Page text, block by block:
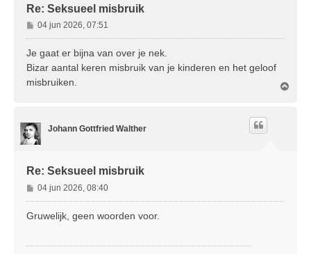
Re: Seksueel misbruik
B
e
r
i
h
04 jun 2026, 07:51
Je gaat er bijna van over je nek.
Bizar aantal keren misbruik van je kinderen en het geloof
misbruiken.
Johann Gottfried Walther
Re: Seksueel misbruik
B
e
r
04 jun 2026, 08:40
Gruwelijk, geen woorden voor.